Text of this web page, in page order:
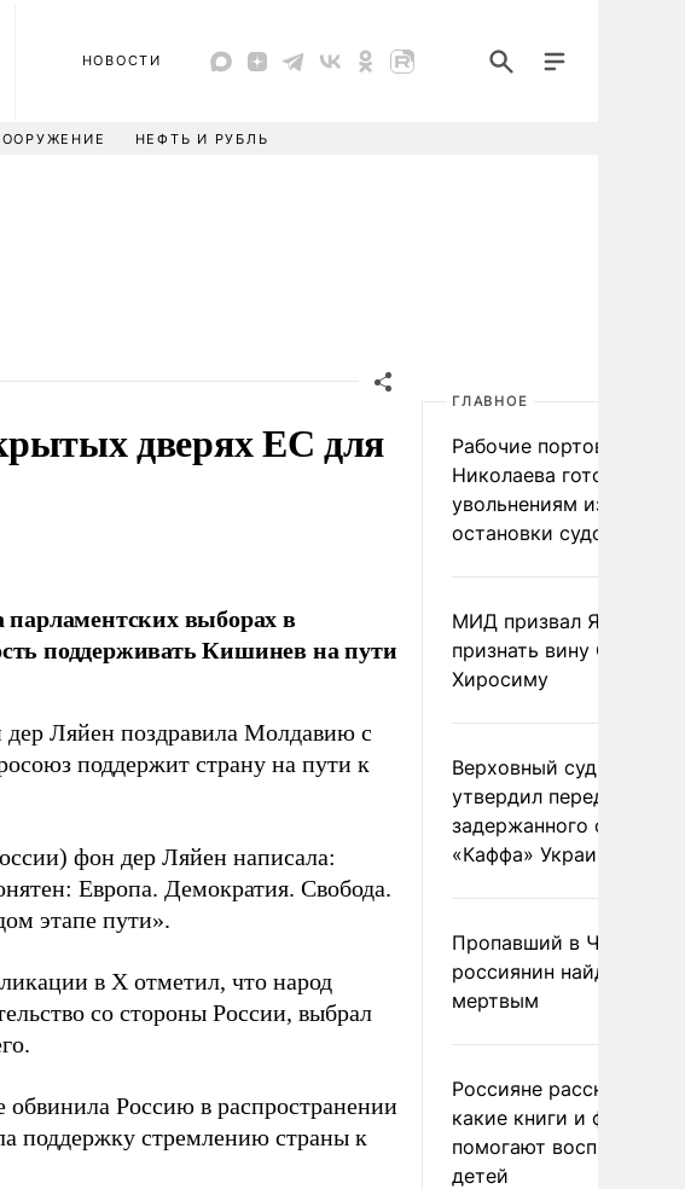
НОВОСТИ
НЕФТЬ И РУБЛЬ
дверях ЕС для
выборах в
поддерживать Кишинев на пути
дер Ляйен поздравила Молдавию с
поддержит страну на пути к
фон дер Ляйен написала:
Европа. Демократия. Свобода.
этапе пути».
в X отметил, что народ
со стороны России, выбрал
обвинила Россию в распространении
поддержку стремлению страны к
ГЛАВНОЕ
Рабочие портов
Николаева готовятся к
увольнениям из-за
остановки судоходства
МИД призвал Японию
признать вину США за
Хиросиму
Верховный суд Швеции
утвердил передачу
задержанного
«Каффа» Украине
Пропавший в
россиянин найден
мертвым
Россияне рассказали,
какие книги и фильмы
помогают воспитывать
детей